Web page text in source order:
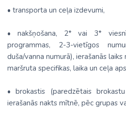
• transporta un ceļa izdevumi,
• nakšņošana, 2* vai 3*
programmas, 2-3-vietīgos
duša/vanna numurā), ierašanās
maršruta specifikas, laika un ceļa
• brokastis (paredzētais
ierašanās nakts mītnē, pēc grupas